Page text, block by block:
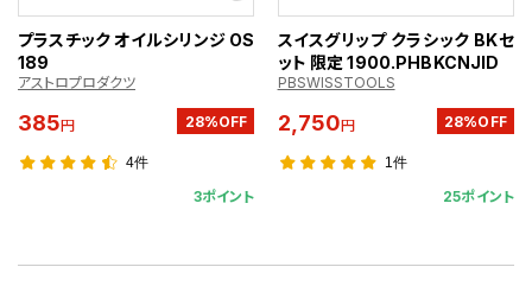
プラスチック オイルシリンジ OS
189
アストロプロダクツ
385円 28%OFF
4件
3ポイント
スイスグリップ クラシック BKセ
ット 限定 1900.PHBKCNJID
PBSWISSTOOLS
2,750円 28%OFF
1件
25ポイント